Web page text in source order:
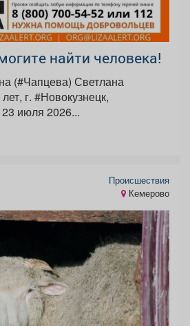
найти человека!
(#Чапцева) Светлана
г. #Новокузнецк,
#Кемеровская обл. 23 июля 2026...
Происшествия
Кемерово